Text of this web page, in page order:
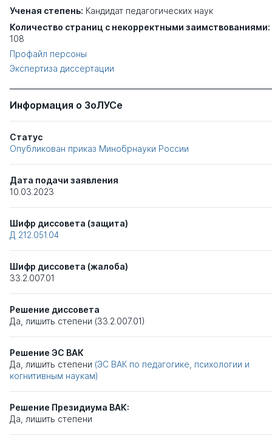
Ученая степень: Кандидат педагогических наук
Количество страниц с некорректными заимствованиями:
108
Профайл персоны
Экспертиза диссертации
Информация о ЗоЛУСе
Статус
Опубликован приказ Минобрнауки России
Дата подачи заявления
10.03.2023
Шифр диссовета (защита)
Д 212.051.04
Шифр диссовета (жалоба)
33.2.007.01
Решение диссовета
Да, лишить степени (33.2.007.01)
Решение ЭС ВАК
Да, лишить степени (ЭС ВАК по педагогике, психологии и
когнитивным наукам)
Решение Президиума ВАК:
Да, лишить степени